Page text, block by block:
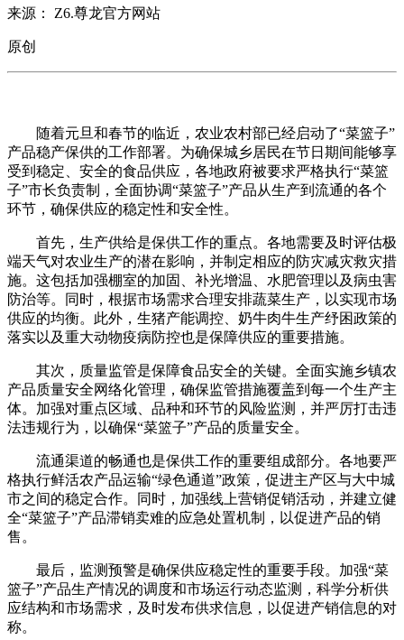
来源： Z6.尊龙官方网站
原创
随着元旦和春节的临近，农业农村部已经启动了“菜篮子”
产品稳产保供的工作部署。为确保城乡居民在节日期间能够享
受到稳定、安全的食品供应，各地政府被要求严格执行“菜篮
子”市长负责制，全面协调“菜篮子”产品从生产到流通的各个
环节，确保供应的稳定性和安全性。
首先，生产供给是保供工作的重点。各地需要及时评估极
端天气对农业生产的潜在影响，并制定相应的防灾减灾救灾措
施。这包括加强棚室的加固、补光增温、水肥管理以及病虫害
防治等。同时，根据市场需求合理安排蔬菜生产，以实现市场
供应的均衡。此外，生猪产能调控、奶牛肉牛生产纾困政策的
落实以及重大动物疫病防控也是保障供应的重要措施。
其次，质量监管是保障食品安全的关键。全面实施乡镇农
产品质量安全网络化管理，确保监管措施覆盖到每一个生产主
体。加强对重点区域、品种和环节的风险监测，并严厉打击违
法违规行为，以确保“菜篮子”产品的质量安全。
流通渠道的畅通也是保供工作的重要组成部分。各地要严
格执行鲜活农产品运输“绿色通道”政策，促进主产区与大中城
市之间的稳定合作。同时，加强线上营销促销活动，并建立健
全“菜篮子”产品滞销卖难的应急处置机制，以促进产品的销
售。
最后，监测预警是确保供应稳定性的重要手段。加强“菜
篮子”产品生产情况的调度和市场运行动态监测，科学分析供
应结构和市场需求，及时发布供求信息，以促进产销信息的对
称。